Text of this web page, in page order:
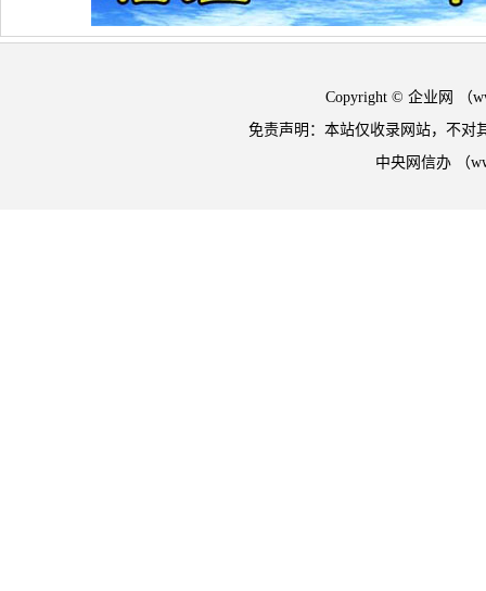
Copyright © 企业网 （
免责声明：本站仅收录网站，不对
中央网信办 （